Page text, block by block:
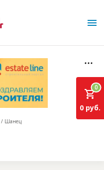
Шанец
0
0 руб.